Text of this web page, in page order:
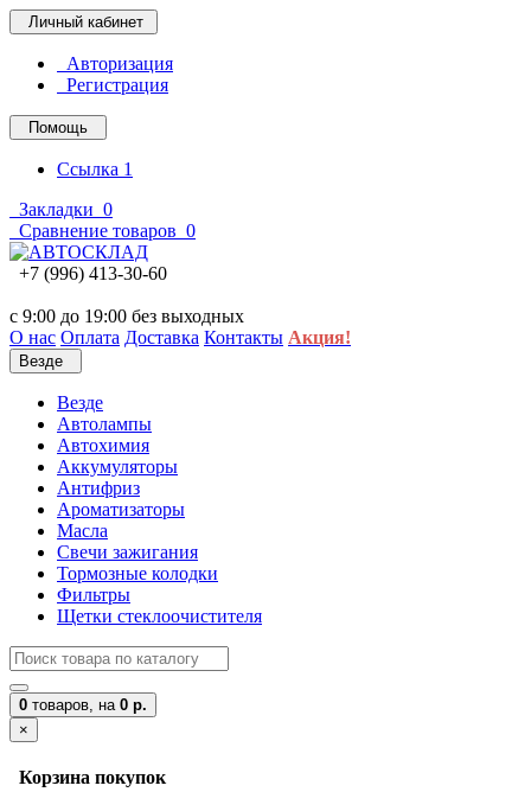
Личный кабинет
Авторизация
Регистрация
Помощь
Ссылка 1
Закладки 0
Сравнение товаров 0
+7 (996) 413-30-60
с 9:00 до 19:00 без выходных
О нас Оплата Доставка Контакты Акция!
Везде
Везде
Автолампы
Автохимия
Аккумуляторы
Антифриз
Ароматизаторы
Масла
Свечи зажигания
Тормозные колодки
Фильтры
Щетки стеклоочистителя
0 товаров, на 0 р.
×
Корзина покупок